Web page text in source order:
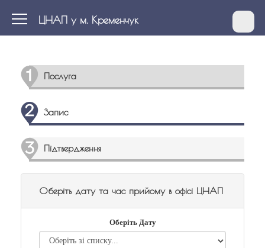
ЦНАП у м. Кременчук
Послуга
Запис
Підтвердження
Оберіть дату та час прийому в офісі ЦНАП
Оберіть Дату